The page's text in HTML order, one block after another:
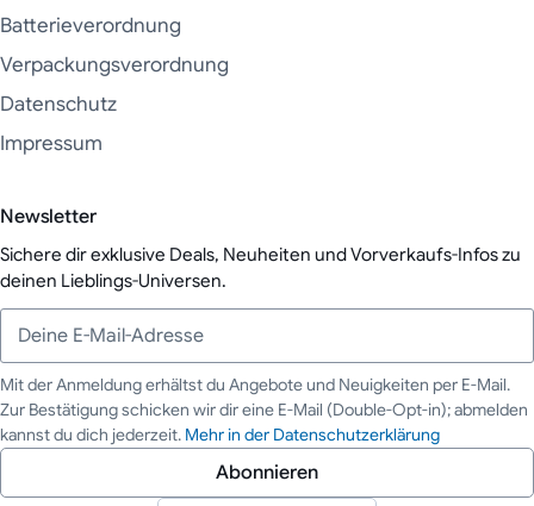
Batterieverordnung
Verpackungsverordnung
Datenschutz
Impressum
Newsletter
Sichere dir exklusive Deals, Neuheiten und Vorverkaufs-Infos zu
deinen Lieblings-Universen.
Deine E-Mail-Adresse
Mit der Anmeldung erhältst du Angebote und Neuigkeiten per E-Mail.
Zur Bestätigung schicken wir dir eine E-Mail (Double-Opt-in); abmelden
kannst du dich jederzeit. Mehr in der Datenschutzerklärung
Abonnieren